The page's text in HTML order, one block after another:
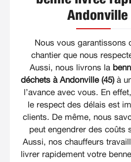
Andonville
Nous vous garantissons
chantier que nous
Aussi, nous livrons la
déchets à Andonville (45)à
l’avance avec vous. En
le respect des délais est
clients. De même, nous
peut engendrer des coûts
Aussi, nos chauffeurs
livrer rapidement votre